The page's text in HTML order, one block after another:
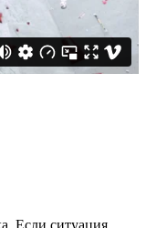
Если ситуация